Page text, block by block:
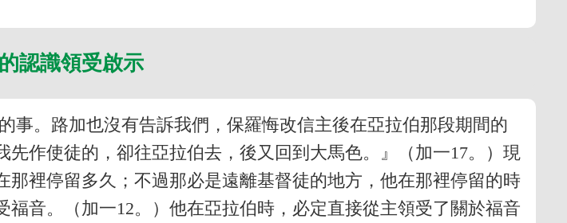
認識領受啟示
事。路加也沒有告訴我們，保羅悔改信主後在亞拉伯那段期間的
作使徒的，卻往亞拉伯去，後又回到大馬色。』（加一17。）現
裡停留多久；不過那必是遠離基督徒的地方，他在那裡停留的時
音。（加一12。）他在亞拉伯時，必定直接從主領受了關於福音